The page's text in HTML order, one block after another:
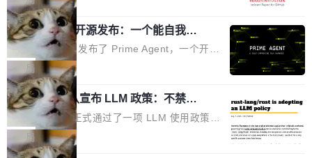
er++ 优化所淹没，足够容易修改和适配。 更关
键的是 FA2 的持久性...
的空间。 8月14日，开源鸿蒙智能硬件开发者日
（OHDD：OpenHarmony Hardware Develope
r Day）将在杭州启航。活动面向智能硬件产业
链企业和开发者，邀请行业专家与资深技术顾
问，围绕开源鸿蒙技术能力、设备适配、芯片适
配、功耗与稳定性调优、兼容性测评及统一互联
等内容展开系统讲解和实战交流，帮助企业进一
步了解开源鸿蒙在智能...
webhook 停发，连自托管 runner 也因调度层故
障无法工作。Pages、Copilot code review、C
opilot coding agent 全部受影响。从检测到完全
恢复，大约 12 小时。 这是 2026 年 8 月的第六
起事故，其中四起与 AI/Copilot 服务相关。 Git
Hub 员工 kdaigle 在 HN 讨论中贴出了一组数
据：2025 年全年 10 亿次 commit。现在，每周
2.75 亿次，全年预计 140 亿次。GitHub...
Prime Agent 开源发布：一个能自我改
进的编程 Agent，ARC-AGI 3 超越人类
专家基线
Prime Intellect 发布了 Prime Agent，一个开源
的编程 Agent Harness，核心设计围绕两个抽
象：Recursive Language Model（RLM）和 C
ontinual Harness。在 ARC-AGI 3 基准测试
上，Prime Agent + Opus 5 的组合达到了 95.
5% RHAE Best@1，超过了 ARC 报告的人类专
家基线 95.4%。 不是又一个 coding agent 包装
局
Rust 项目团队宣布 LLM 政策：不禁
止，但你要承认哪些代码不是你写的
Rust 语言项目正式通过了一项 LLM 使用政策，
覆盖 rust-lang/rust 单一仓库的代码贡献。这不
是项目级别的官方立场，目前由五个团队采纳，
局